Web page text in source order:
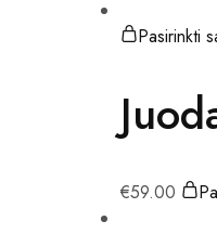
Pasirinkti
€59.00